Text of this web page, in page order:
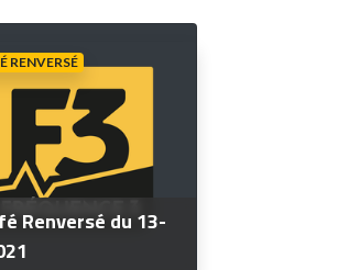
RENVERSÉ
Renversé du 13-